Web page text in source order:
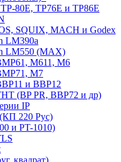
80E, TP76E и TP86E
SQUIX, MACH и Godex
LM390a
LM550 (MAX)
M611, M6
M7
и BBP12
(BP PR, BBP72 и др)
IP
220 Рус)
и PT-1010)
квадрат)